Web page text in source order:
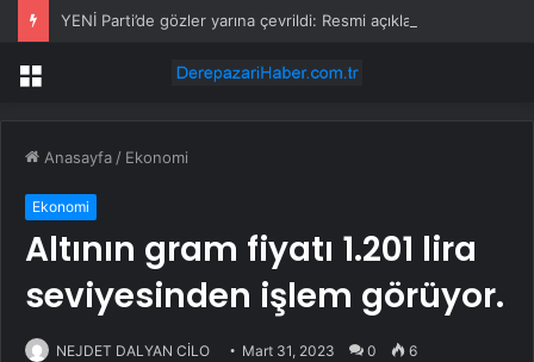
Menü
Anasayfa / Ekonomi
Ekonomi
Altının gram fiyatı 1.201 lira
seviyesinden işlem görüyor.
NEJDET DALYAN CİLO Mart 31, 2023 0 6